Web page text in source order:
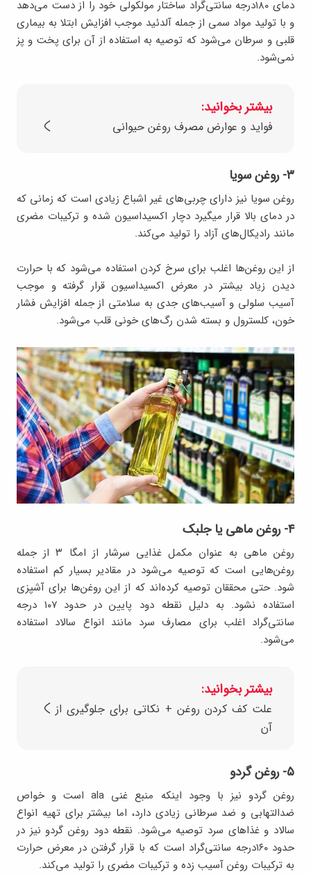
دمای ۱۸۰درجه سانتی‌گراد ساختار مولکولی خود را از دست می‌دهد
و با تولید مواد سمی از جمله آلدئید موجب افزایش ابتلا به بیماری
قلبی و سرطان می‌شود که توصیه به استفاده از آن برای پخت و پز
نمی‌شود.
بیشتر بخوانید:
فواید و عوارض مصرف روغن حیوانی
۳- روغن سویا
روغن سویا نیز دارای چربی‌های غیر اشباع زیادی است که زمانی که
در دمای بالا قرار میگیرد دچار اکسیداسیون شده و ترکیبات مضری
مانند رادیکال‌های آزاد را تولید می‌کند.
از این روغن‌ها اغلب برای سرخ کردن استفاده می‌شود که با حرارت
دیدن زیاد بیشتر در معرض اکسیداسیون قرار گرفته و موجب
آسیب سلولی و آسیب‌های جدی به سلامتی از جمله افزایش فشار
خون، کلسترول و بسته شدن رگ‌های خونی قلب می‌شود.
۴- روغن ماهی یا جلبک
روغن ماهی به عنوان مکمل غذایی سرشار از امگا ۳ از جمله
روغن‌هایی است که توصیه می‌شود در مقادیر بسیار کم استفاده
شود. حتی محققان توصیه کرده‌اند که از این روغن‌ها برای آشپزی
استفاده نشود. به دلیل نقطه دود پایین در حدود ۱۰۷ درجه
سانتی‌گراد اغلب برای مصارف سرد مانند انواع سالاد استفاده
می‌شود.
بیشتر بخوانید:
علت کف کردن روغن + نکاتی برای جلوگیری از
آن
۵- روغن گردو
روغن گردو نیز با وجود اینکه منبع غنی ala است و خواص
ضدالتهابی و ضد سرطانی زیادی دارد، اما بیشتر برای تهیه انواع
سالاد و غذاهای سرد توصیه می‌شود. نقطه دود روغن گردو نیز در
حدود ۱۶۰درجه سانتی‌گراد است که با قرار گرفتن در معرض حرارت
به ترکیبات روغن آسیب زده و ترکیبات مضری را تولید می‌کند.